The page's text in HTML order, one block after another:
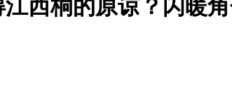
江西桐的原谅？闪暖